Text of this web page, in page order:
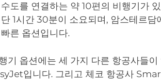
도를 연결하는 약 10편의 비행기가
1시간 30분이 소요되며, 암스테르
른 옵션입니다.
기 옵션에는 세 가지 다른 항공사들
입니다. 그리고 체코 항공사